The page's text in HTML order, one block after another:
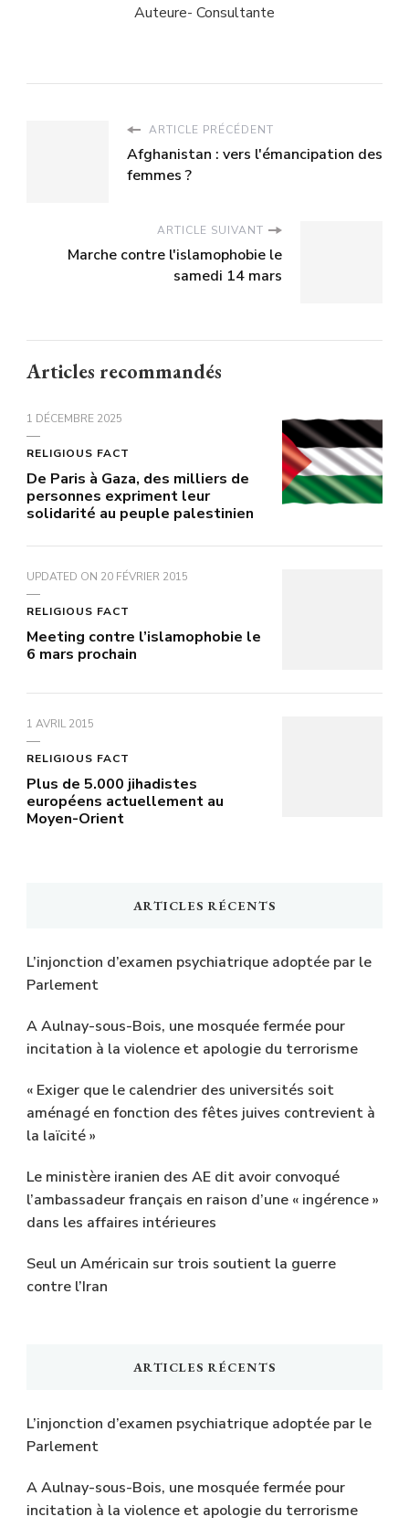
Auteure- Consultante
ARTICLE PRÉCÉDENT
Afghanistan : vers l'émancipation des
femmes ?
ARTICLE SUIVANT
Marche contre l'islamophobie le
samedi 14 mars
Articles recommandés
1 DÉCEMBRE 2025
RELIGIOUS FACT
De Paris à Gaza, des milliers de
personnes expriment leur
solidarité au peuple palestinien
UPDATED ON 20 FÉVRIER 2015
RELIGIOUS FACT
Meeting contre l’islamophobie le
6 mars prochain
1 AVRIL 2015
RELIGIOUS FACT
Plus de 5.000 jihadistes
européens actuellement au
Moyen-Orient
ARTICLES RÉCENTS
L’injonction d’examen psychiatrique adoptée par le
Parlement
A Aulnay-sous-Bois, une mosquée fermée pour
incitation à la violence et apologie du terrorisme
« Exiger que le calendrier des universités soit
aménagé en fonction des fêtes juives contrevient à
la laïcité »
Le ministère iranien des AE dit avoir convoqué
l’ambassadeur français en raison d’une « ingérence »
dans les affaires intérieures
Seul un Américain sur trois soutient la guerre
contre l’Iran
ARTICLES RÉCENTS
L’injonction d’examen psychiatrique adoptée par le
Parlement
A Aulnay-sous-Bois, une mosquée fermée pour
incitation à la violence et apologie du terrorisme